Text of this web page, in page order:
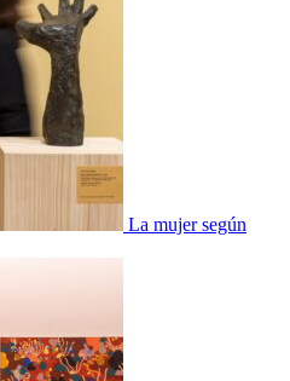
La mujer según